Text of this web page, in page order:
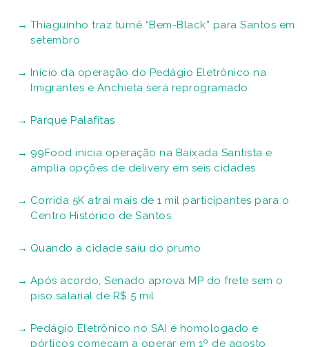
Thiaguinho traz turnê “Bem-Black” para Santos em
setembro
Início da operação do Pedágio Eletrônico na
Imigrantes e Anchieta será reprogramado
Parque Palafitas
99Food inicia operação na Baixada Santista e
amplia opções de delivery em seis cidades
Corrida 5K atrai mais de 1 mil participantes para o
Centro Histórico de Santos
Quando a cidade saiu do prumo
Após acordo, Senado aprova MP do frete sem o
piso salarial de R$ 5 mil
Pedágio Eletrônico no SAI é homologado e
pórticos começam a operar em 1º de agosto